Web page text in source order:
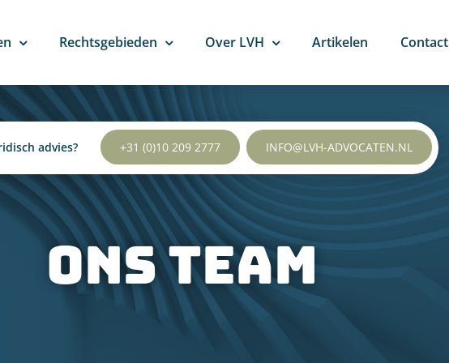
advies? +31 (0)10 209 2777 INFO@LVH-ADVOCATEN.NL
Rechtsgebieden Over LVH Artikelen Contact
ons team